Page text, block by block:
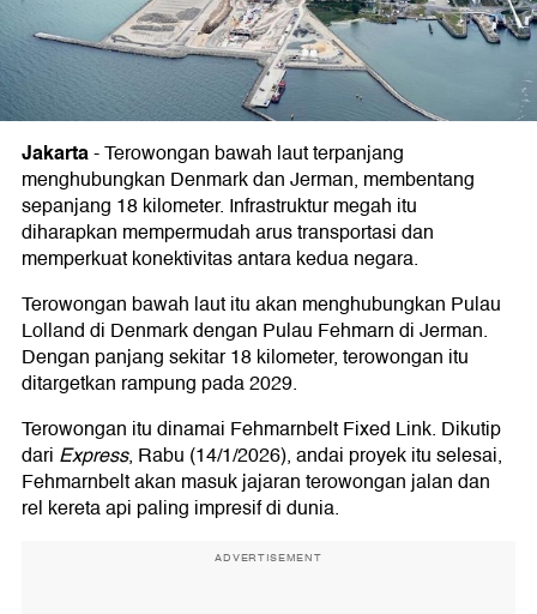
Jakarta-Terowongan bawah laut terpanjang
menghubungkan Denmark dan Jerman, membentang
sepanjang 18 kilometer. Infrastruktur megah itu
diharapkan mempermudah arus transportasi dan
memperkuat konektivitas antara kedua negara.
Terowongan bawah laut itu akan menghubungkan Pulau
Lolland di Denmark dengan Pulau Fehmarn di Jerman.
Dengan panjang sekitar 18 kilometer, terowongan itu
ditargetkan rampung pada 2029.
Terowongan itu dinamai Fehmarnbelt Fixed Link. Dikutip
dari Express, Rabu (14/1/2026), andai proyek itu selesai,
Fehmarnbelt akan masuk jajaran terowongan jalan dan
rel kereta api paling impresif di dunia.
ADVERTISEMENT